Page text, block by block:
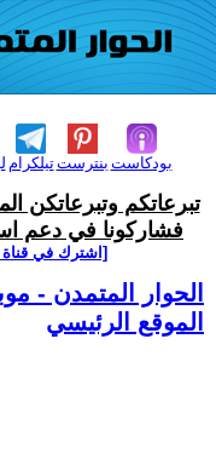
تيلكرامبنترست بودكاست
تبرعاتكم وتبرعاتكن
فشاركونا في دعم
[اشترك في قناة
الحوار المتمدن -
الموقع الرئيسي